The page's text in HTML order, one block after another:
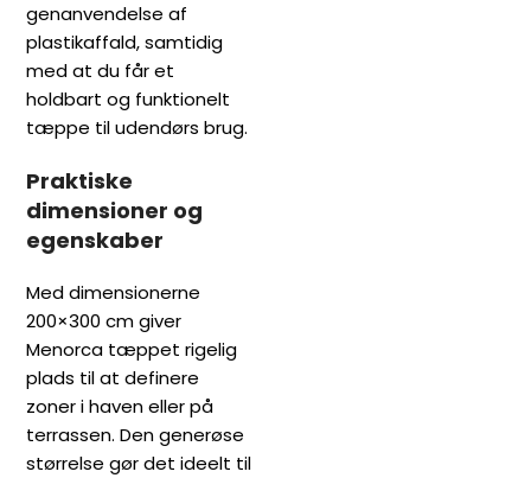
genanvendelse af
plastikaffald, samtidig
med at du får et
holdbart og funktionelt
tæppe til udendørs brug.
Praktiske
dimensioner og
egenskaber
Med dimensionerne
200×300 cm giver
Menorca tæppet rigelig
plads til at definere
zoner i haven eller på
terrassen. Den generøse
størrelse gør det ideelt til